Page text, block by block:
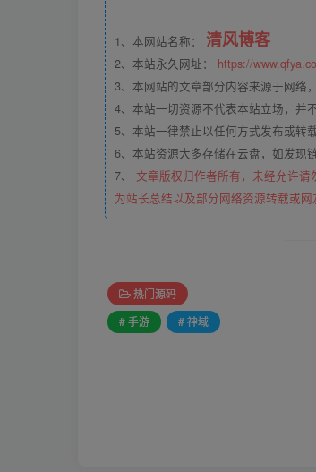
1、本网站名称： 清风博客
2、本站永久网址： https://
3、本网站的文章部分内容来源于网络
4、本站一切资源不代表本站立场，并
5、本站一律禁止以任何方式发布或转
6、本站资源大多存储在云盘，如发现
7、 文章版权归作者所有，未经允许
为站长总结以及部分网络资源转载或
热门源码
# 手游
# 神域